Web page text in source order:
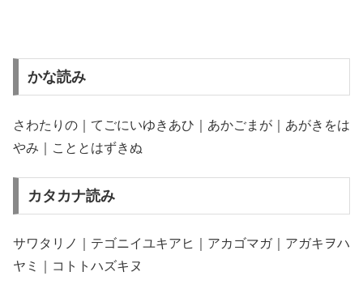
かな読み
さわたりの｜てごにいゆきあひ｜あかごまが｜あがきをは
やみ｜こととはずきぬ
カタカナ読み
サワタリノ｜テゴニイユキアヒ｜アカゴマガ｜アガキヲハ
ヤミ｜コトトハズキヌ